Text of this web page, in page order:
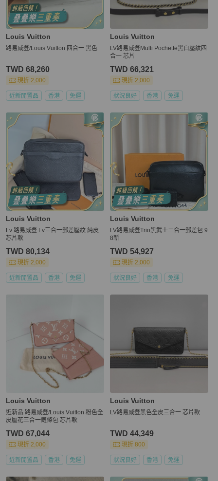
Louis Vuitton
路易威登/Louis Vuitton 四合一 黑色
TWD 68,260
現折 2,000
近新閒置品 香港 免運
Louis Vuitton
LV路易威登Multi Pochette黑白壓紋四
合一 芯片
TWD 66,321
現折 2,000
狀況良好 香港 免運
Louis Vuitton
Lv 路易威登 Lv三合一郵差壓紋 純皮
芯片款
TWD 80,134
現折 2,000
近新閒置品 香港 免運
Louis Vuitton
LV路易威登Trio黑武士二合一郵差包 9
8新
TWD 54,927
現折 2,000
狀況良好 香港 免運
Louis Vuitton
近新品 路易威登/Louis Vuitton 粉色全
皮壓花三合一鏈條包 芯片款
TWD 67,044
現折 2,000
近新閒置品 香港 免運
Louis Vuitton
LV路易威登黑色全皮三合一 芯片款
TWD 44,349
現折 800
狀況良好 香港 免運